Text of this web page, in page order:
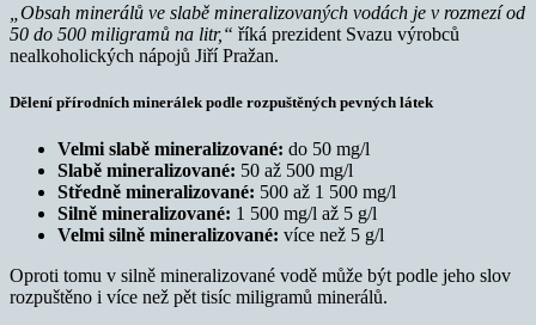
„Obsah minerálů ve slabě mineralizovaných vodách je v rozmezí od
50 do 500 miligramů na litr,“ říká prezident Svazu výrobců
nealkoholických nápojů Jiří Pražan.
Dělení přírodních minerálek podle rozpuštěných pevných látek
Velmi slabě mineralizované: do 50 mg/l
Slabě mineralizované: 50 až 500 mg/l
Středně mineralizované: 500 až 1 500 mg/l
Silně mineralizované: 1 500 mg/l až 5 g/l
Velmi silně mineralizované: více než 5 g/l
Oproti tomu v silně mineralizované vodě může být podle jeho slov
rozpuštěno i více než pět tisíc miligramů minerálů.